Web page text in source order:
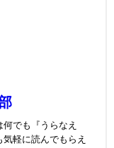
でも『うらなえ
軽に読んでもらえ